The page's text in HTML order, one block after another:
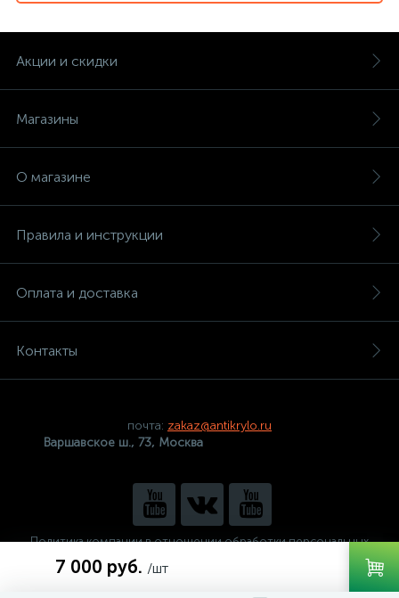
7 000 руб. /шт
Акции и скидки
Магазины
О магазине
Правила и инструкции
Оплата и доставка
Контакты
почта: zakaz@antikrylo.ru
Варшавское ш., 73, Москва
Политика компании в отношении обработки персональных